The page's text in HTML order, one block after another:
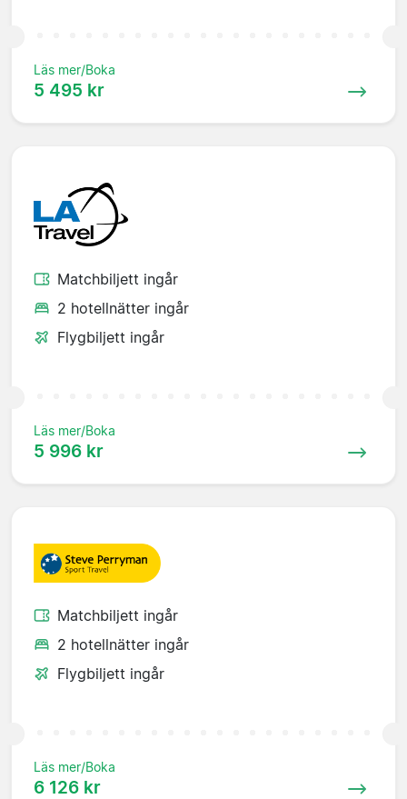
Läs mer/Boka
5 495 kr
Matchbiljett ingår
2 hotellnätter ingår
Flygbiljett ingår
Läs mer/Boka
5 996 kr
Matchbiljett ingår
2 hotellnätter ingår
Flygbiljett ingår
Läs mer/Boka
6 126 kr